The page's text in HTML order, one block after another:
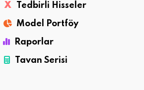
X
Tedbirli Hisseler
Model Portföy
Raporlar
Tavan Serisi